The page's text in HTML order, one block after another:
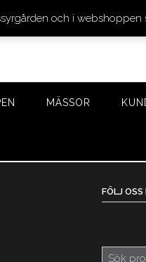
MÄSSOR
FÖLJ OSS
Sök
och i webshoppen